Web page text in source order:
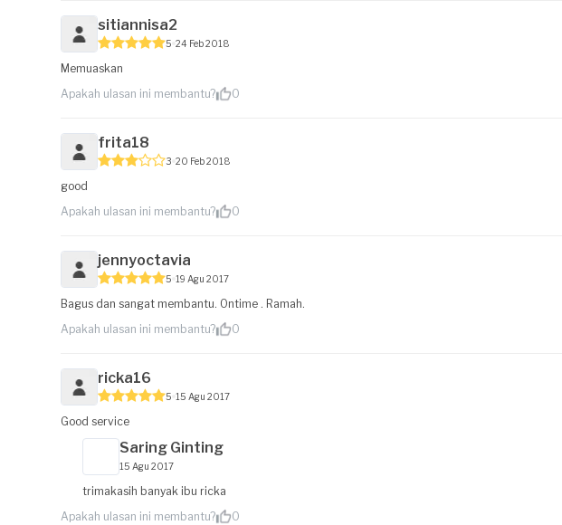
sitiannisa2
5 24 Feb 2018
Memuaskan
Apakah ulasan ini membantu?
0
frita18
3 20 Feb 2018
good
Apakah ulasan ini membantu?
0
jennyoctavia
5 19 Agu 2017
Bagus dan sangat membantu. Ontime . Ramah.
Apakah ulasan ini membantu?
0
ricka16
5 15 Agu 2017
Good service
Saring Ginting
15 Agu 2017
trimakasih banyak ibu ricka
Apakah ulasan ini membantu?
0